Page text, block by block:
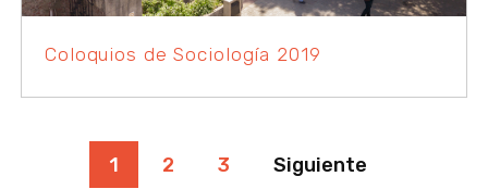
Coloquios de Sociología 2019
PAGINACIÓN
1 2 3 Siguiente